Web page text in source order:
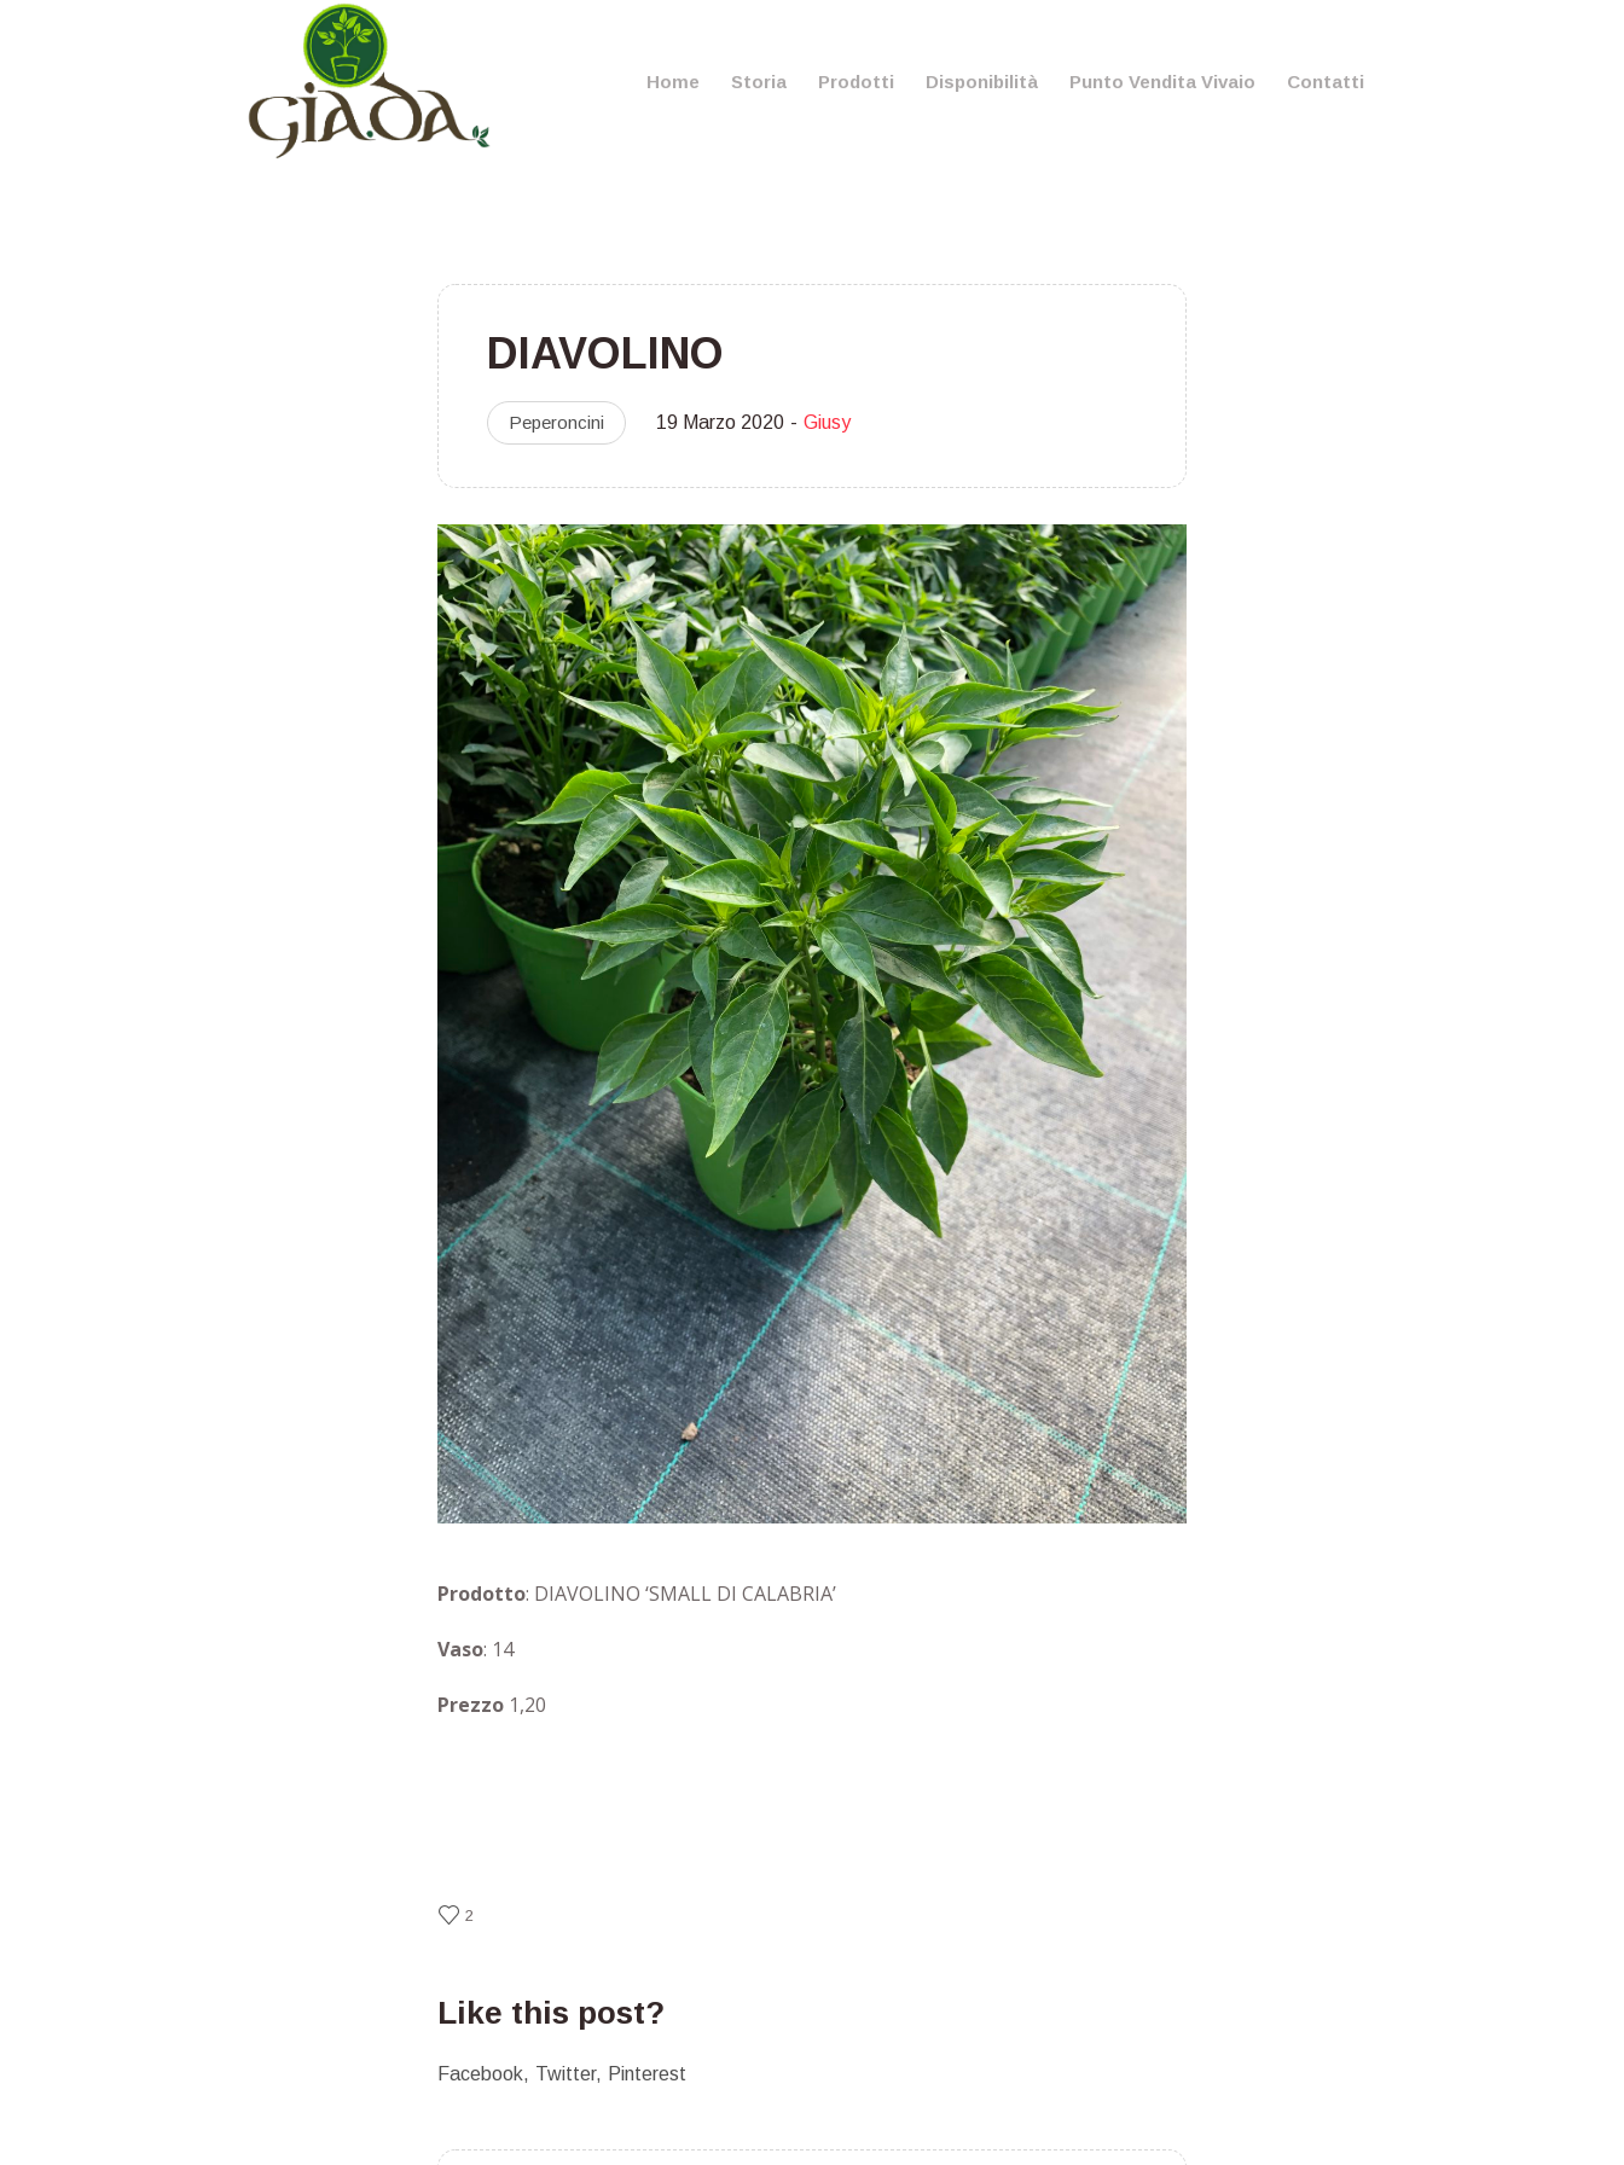
Home Storia Prodotti Disponibilità Punto Vendita Vivaio Contatti
DIAVOLINO
Peperoncini 19 Marzo 2020 Giusy
Prodotto: DIAVOLINO ‘SMALL DI CALABRIA’
Vaso: 14
Prezzo1,20
2
Like this post?
Facebook Twitter Pinterest